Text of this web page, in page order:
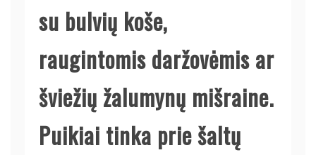
su bulvių koše,
raugintomis daržovėmis ar
šviežių žalumynų mišraine.
Puikiai tinka prie šaltų